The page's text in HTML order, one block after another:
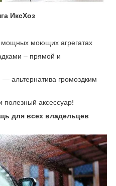
ИксХоз
мощных моющих агрегатах
– прямой и
альтернатива громоздким
полезный аксессуар!
для всех владельцев